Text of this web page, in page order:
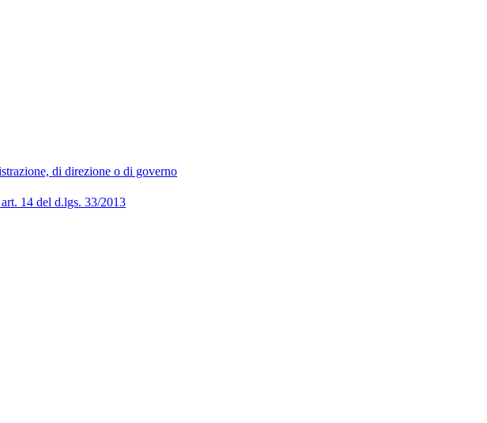
di direzione o di governo
14 del d.lgs. 33/2013